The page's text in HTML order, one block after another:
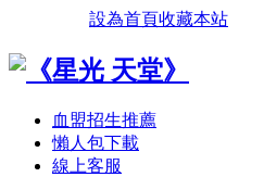
設為首頁收藏本站
血盟招生推薦
懶人包下載
線上客服